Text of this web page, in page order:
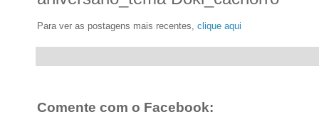
Para ver as postagens mais recentes, clique aqui
Comente com o Facebook: